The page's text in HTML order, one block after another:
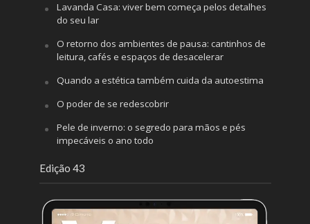
Lavanda Casa: viver bem começa pelos detalhes
do seu lar
O retorno dos ambientes de pausa: cantinhos de
leitura, cafés e espaços de desacelerar
Quando a estética também cuida da autoestima
O poder de se redescobrir
Pele de inverno: o segredo para mãos e pés
impecáveis o ano todo
Edição 43